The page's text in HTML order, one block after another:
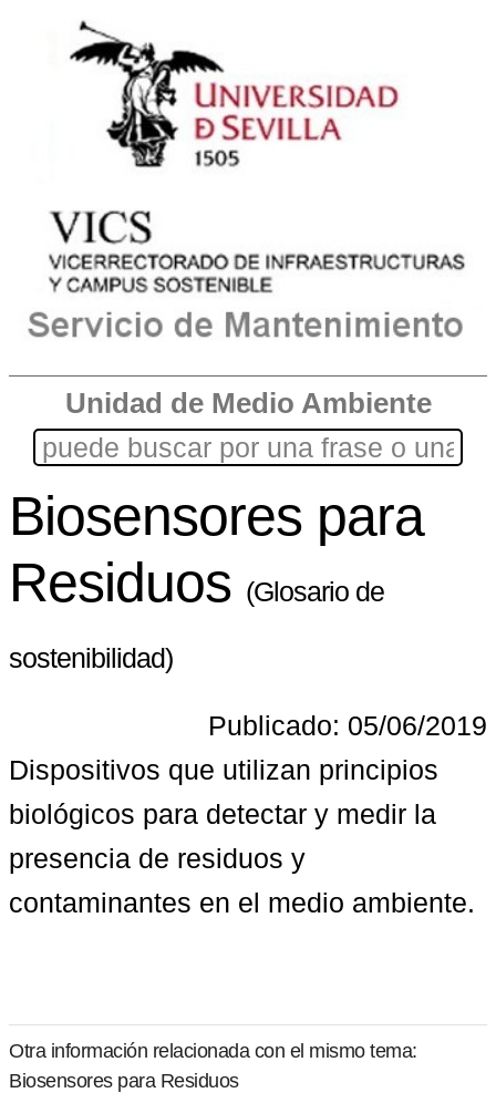
Unidad de Medio Ambiente
Biosensores para
Residuos (Glosario de
sostenibilidad)
Publicado: 05/06/2019
Dispositivos que utilizan principios
biológicos para detectar y medir la
presencia de residuos y
contaminantes en el medio ambiente.
Otra información relacionada con el mismo tema:
Biosensores para Residuos